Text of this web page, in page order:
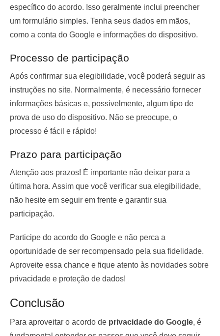
específico do acordo. Isso geralmente inclui preencher
um formulário simples. Tenha seus dados em mãos,
como a conta do Google e informações do dispositivo.
Processo de participação
Após confirmar sua elegibilidade, você poderá seguir as
instruções no site. Normalmente, é necessário fornecer
informações básicas e, possivelmente, algum tipo de
prova de uso do dispositivo. Não se preocupe, o
processo é fácil e rápido!
Prazo para participação
Atenção aos prazos! É importante não deixar para a
última hora. Assim que você verificar sua elegibilidade,
não hesite em seguir em frente e garantir sua
participação.
Participe do acordo do Google e não perca a
oportunidade de ser recompensado pela sua fidelidade.
Aproveite essa chance e fique atento às novidades sobre
privacidade e proteção de dados!
Conclusão
Para aproveitar o acordo de privacidade do Google, é